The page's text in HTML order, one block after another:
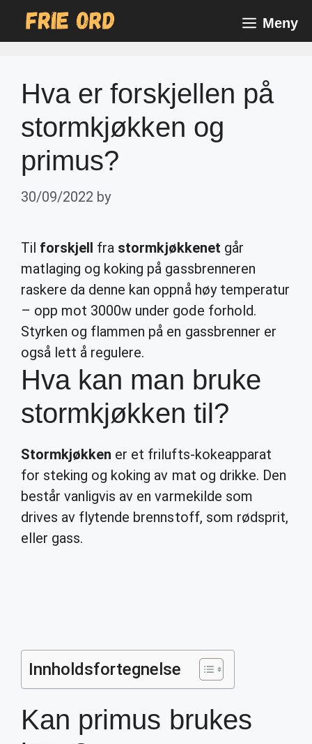
Meny
Hva er forskjellen på
stormkjøkken og
primus?
30/09/2022 by
Til forskjell fra stormkjøkkenet går
matlaging og koking på gassbrenneren
raskere da denne kan oppnå høy temperatur
– opp mot 3000w under gode forhold.
Styrken og flammen på en gassbrenner er
også lett å regulere.
Hva kan man bruke
stormkjøkken til?
Stormkjøkken er et frilufts-kokeapparat
for steking og koking av mat og drikke. Den
består vanligvis av en varmekilde som
drives av flytende brennstoff, som rødsprit,
eller gass.
Innholdsfortegnelse
Kan primus brukes